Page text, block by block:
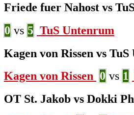
Friede fuer Nahost vs
0 vs 5 TuS Untenrum
Kagen von Rissen vs
Kagen von Rissen 0 vs 1
OT St. Jakob vs Dokki